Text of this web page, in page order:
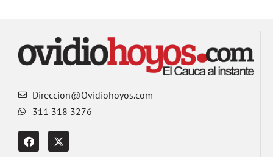
Direccion@Ovidiohoyos.com
311 318 3276